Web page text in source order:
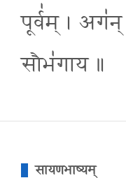
पूर्व॑म् । अग॑न्
सौभ॑गाय ॥
सायणभाष्यम्